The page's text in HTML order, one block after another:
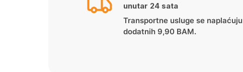
unutar 24 sata
Transportne usluge se naplaćuju
dodatnih 9,90 BAM.